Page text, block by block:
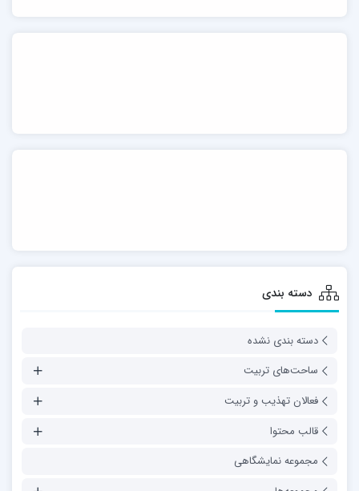
دسته بندی
دسته بندی نشده
ساحت‌های تربیت
فعالان تهذیب و تربیت
قالب محتوا
مجموعه نمایشگاهی